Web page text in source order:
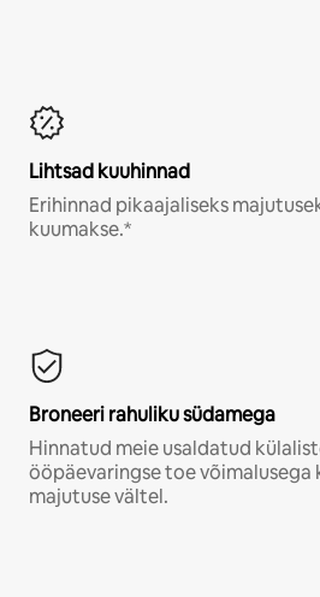
Lihtsad kuuhinnad
Erihinnad pikaajaliseks
kuumakse.*
Broneeri rahuliku südamega
Hinnatud meie usaldatud
ööpäevaringse toe võimalusega
majutuse vältel.